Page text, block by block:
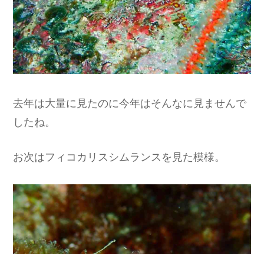
去年は大量に見たのに今年はそんなに見ませんで
したね。
お次はフィコカリスシムランスを見た模様。